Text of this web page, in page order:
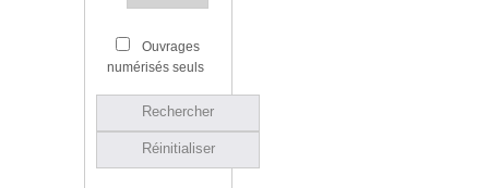
Ouvrages
numérisés seuls
Rechercher
Réinitialiser